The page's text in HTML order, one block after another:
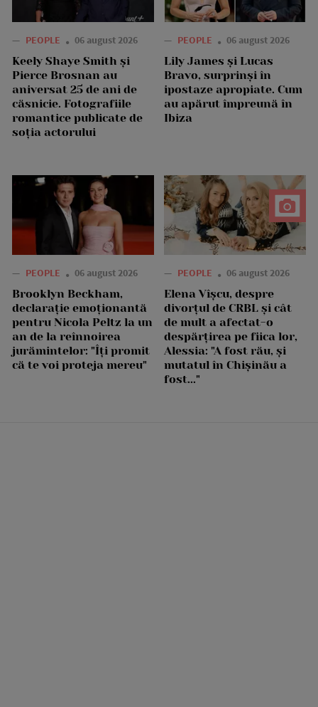
— PEOPLE 06 august 2026
Keely Shaye Smith și
Pierce Brosnan au
aniversat 25 de ani de
căsnicie. Fotografiile
romantice publicate de
soția actorului
— PEOPLE 06 august 2026
Lily James și Lucas
Bravo, surprinși în
ipostaze apropiate. Cum
au apărut împreună în
Ibiza
— PEOPLE 06 august 2026
Brooklyn Beckham,
declarație emoționantă
pentru Nicola Peltz la un
an de la reînnoirea
jurămintelor: "Îți promit
că te voi proteja mereu"
— PEOPLE 06 august 2026
Elena Vîșcu, despre
divorțul de CRBL și cât
de mult a afectat-o
despărțirea pe fiica lor,
Alessia: "A fost rău, și
mutatul în Chișinău a
fost..."